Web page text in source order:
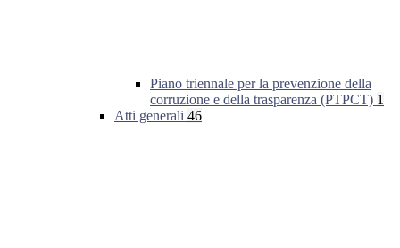
Piano triennale per la prevenzione della
corruzione e della trasparenza (PTPCT) 1
Atti generali 46